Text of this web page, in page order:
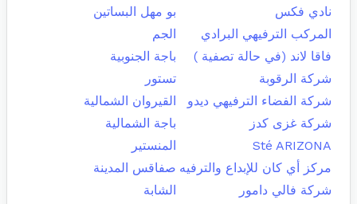
نادي فكس
بو مهل البساتين
المركب الترفيهي البرادي
الجم
فاقا لاند (في حالة تصفية )
باجة الجنوبية
شركة الرقوبة
تستور
شركة الفضاء الترفيهي ديدو
القيروان الشمالية
شركة غزى كدز
باجة الشمالية
Sté ARIZONA
المنستير
مركز أي كان للإبداع والترفيه صفاقس المدينة
شركة فالي دامور
الشابة